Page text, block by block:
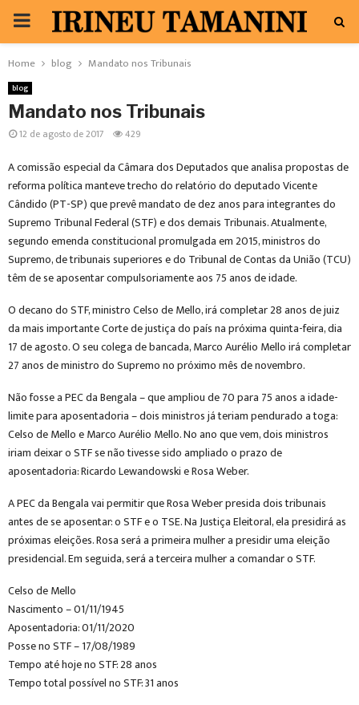
PRIMARY
MENU
Home blog Mandato nos Tribunais
blog
Mandato nos Tribunais
12 de agosto de 2017 429
A comissão especial da Câmara dos Deputados que analisa propostas de
reforma política manteve trecho do relatório do deputado Vicente
Cândido (PT-SP) que prevê mandato de dez anos para integrantes do
Supremo Tribunal Federal (STF) e dos demais Tribunais. Atualmente,
segundo emenda constitucional promulgada em 2015, ministros do
Supremo, de tribunais superiores e do Tribunal de Contas da União (TCU)
têm de se aposentar compulsoriamente aos 75 anos de idade.
O decano do STF, ministro Celso de Mello, irá completar 28 anos de juiz
da mais importante Corte de justiça do país na próxima quinta-feira, dia
17 de agosto. O seu colega de bancada, Marco Aurélio Mello irá completar
27 anos de ministro do Supremo no próximo mês de novembro.
Não fosse a PEC da Bengala – que ampliou de 70 para 75 anos a idade-
limite para aposentadoria – dois ministros já teriam pendurado a toga:
Celso de Mello e Marco Aurélio Mello. No ano que vem, dois ministros
iriam deixar o STF se não tivesse sido ampliado o prazo de
aposentadoria: Ricardo Lewandowski e Rosa Weber.
A PEC da Bengala vai permitir que Rosa Weber presida dois tribunais
antes de se aposentar: o STF e o TSE. Na Justiça Eleitoral, ela presidirá as
próximas eleições. Rosa será a primeira mulher a presidir uma eleição
presidencial. Em seguida, será a terceira mulher a comandar o STF.
Celso de Mello
Nascimento – 01/11/1945
Aposentadoria: 01/11/2020
Posse no STF – 17/08/1989
Tempo até hoje no STF: 28 anos
Tempo total possível no STF: 31 anos